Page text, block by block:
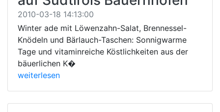
2010-03-18 14:13:00
Winter ade mit Löwenzahn-Salat, Brennessel-
Knödeln und Bärlauch-Taschen: Sonnigwarme
Tage und vitaminreiche Köstlichkeiten aus der
bäuerlichen K�
weiterlesen